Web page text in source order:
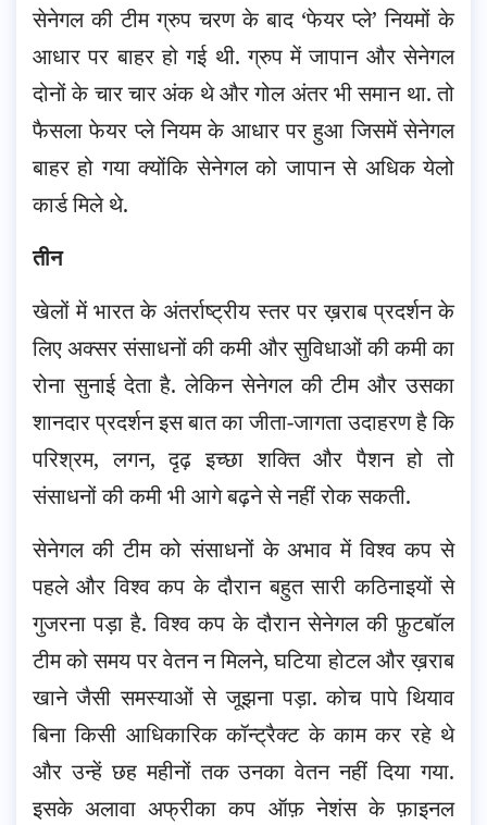
सेनेगल की टीम ग्रुप चरण के बाद ‘फेयर प्ले’ नियमों के
आधार पर बाहर हो गई थी. ग्रुप में जापान और सेनेगल
दोनों के चार चार अंक थे और गोल अंतर भी समान था. तो
फैसला फेयर प्ले नियम के आधार पर हुआ जिसमें सेनेगल
बाहर हो गया क्योंकि सेनेगल को जापान से अधिक येलो
कार्ड मिले थे.
तीन
खेलों में भारत के अंतर्राष्ट्रीय स्तर पर ख़राब प्रदर्शन के
लिए अक्सर संसाधनों की कमी और सुविधाओं की कमी का
रोना सुनाई देता है. लेकिन सेनेगल की टीम और उसका
शानदार प्रदर्शन इस बात का जीता-जागता उदाहरण है कि
परिश्रम, लगन, दृढ़ इच्छा शक्ति और पैशन हो तो
संसाधनों की कमी भी आगे बढ़ने से नहीं रोक सकती.
सेनेगल की टीम को संसाधनों के अभाव में विश्व कप से
पहले और विश्व कप के दौरान बहुत सारी कठिनाइयों से
गुजरना पड़ा है. विश्व कप के दौरान सेनेगल की फ़ुटबॉल
टीम को समय पर वेतन न मिलने, घटिया होटल और ख़राब
खाने जैसी समस्याओं से जूझना पड़ा. कोच पापे थियाव
बिना किसी आधिकारिक कॉन्ट्रैक्ट के काम कर रहे थे
और उन्हें छह महीनों तक उनका वेतन नहीं दिया गया.
इसके अलावा अफ्रीका कप ऑफ़ नेशंस के फ़ाइनल